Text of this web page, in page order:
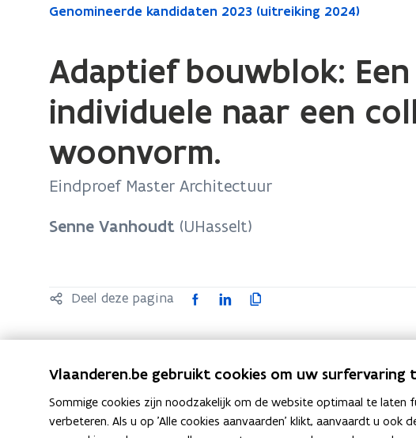
Gedaan
bevindt
Adaptief
bouwblok:
transitie
individuele
woonvorm.
Genomineerde kandidaten 2023 (uitreiking 2024)
Adaptief bouwblok:
individuele naar een
woonvorm.
Eindproef Master Architectuur
Senne Vanhoudt (UHasselt)
Deel deze pagina
F
c
b
o
o
L
n
e
d
i
K
p
e
e
r
Vlaanderen.be gebruikt cookies om uw surfervaring
Sommige cookies zijn noodzakelijk om de website optimaal te
verbeteren. Als u op 'Alle cookies aanvaarden' klikt, aanvaardt u ook